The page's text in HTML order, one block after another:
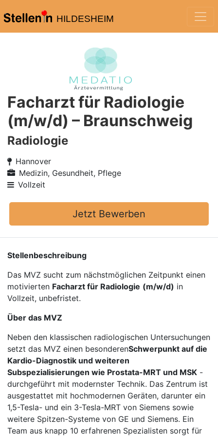
HILDESHEIM
Facharzt für Radiologie
(m/w/d) – Braunschweig
Radiologie
Hannover
Medizin, Gesundheit, Pflege
Vollzeit
Jetzt Bewerben
Stellenbeschreibung
Das MVZ sucht zum nächstmöglichen Zeitpunkt einen
motivierten Facharzt für Radiologie (m/w/d) in
Vollzeit, unbefristet.
Über das MVZ
Neben den klassischen radiologischen Untersuchungen
setzt das MVZ einen besonderenSchwerpunkt auf die
Kardio-Diagnostik und weiteren
Subspezialisierungen wie Prostata-MRT und MSK -
durchgeführt mit modernster Technik. Das Zentrum ist
ausgestattet mit hochmodernen Geräten, darunter ein
1,5-Tesla- und ein 3-Tesla-MRT von Siemens sowie
weitere Spitzen-Systeme von GE und Siemens. Ein
Team aus knapp 10 erfahrenen Spezialisten sorgt für